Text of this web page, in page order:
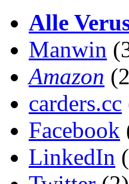
Alle
Manwin
Amazon
carders.cc
Facebook
LinkedIn